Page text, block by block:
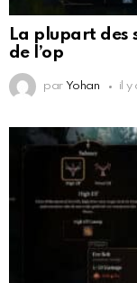
La plupart des
de l’op
par Yohan il y